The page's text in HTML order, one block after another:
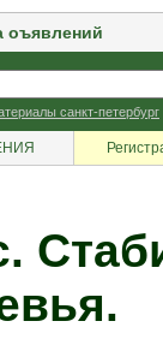
оъявлений
санкт-петербург